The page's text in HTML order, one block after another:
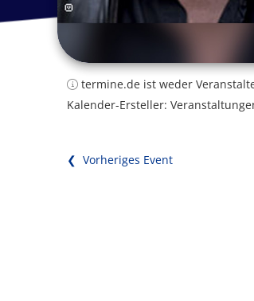
termine.de ist weder
Kalender-Ersteller:
❮ Vorheriges Event